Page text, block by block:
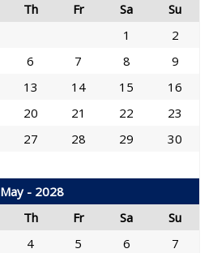
Th Fr Sa
Su
1
2
6 7 8
9
13 14 15
16
20 21 22
23
27 28 29 30
May - 2028
Th Fr Sa
Su
4 5 6
7